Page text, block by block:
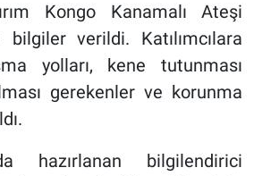
Kongo Kanamalı Ateşi
bilgiler verildi. Katılımcılara
yolları, kene tutunması
gerekenler ve korunma
hazırlanan bilgilendirici